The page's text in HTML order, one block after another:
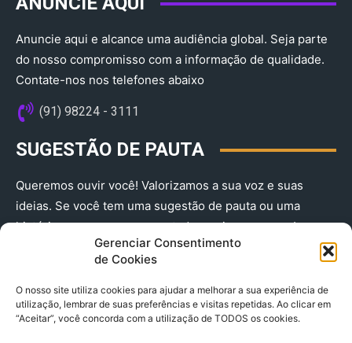
Gerenciar Consentimento
de Cookies
O nosso site utiliza cookies para ajudar a melhorar a sua experiência de
utilização, lembrar de suas preferências e visitas repetidas. Ao clicar em
“Aceitar”, você concorda com a utilização de TODOS os cookies.
Anuncie aqui e alcance uma audiência global. Seja parte
do nosso compromisso com a informação de qualidade.
Contate-nos nos telefones abaixo
(91) 98224 - 3111
SUGESTÃO DE PAUTA
Queremos ouvir você! Valorizamos a sua voz e suas
ideias. Se você tem uma sugestão de pauta ou uma
história que merece ser contada, envie-nos agora!
(91) 98224 - 3111